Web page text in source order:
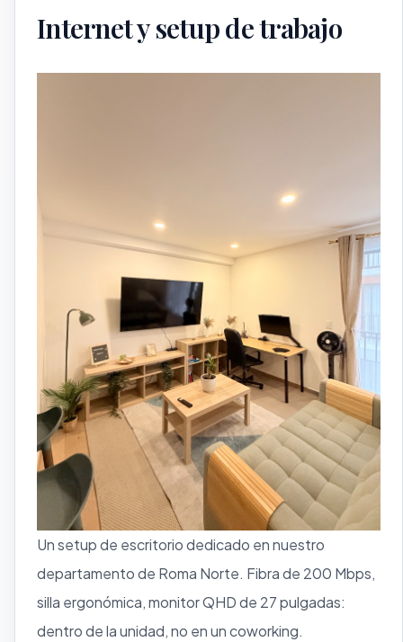
Internet y setup de trabajo
Un setup de escritorio dedicado en nuestro
departamento de Roma Norte. Fibra de 200 Mbps,
silla ergonómica, monitor QHD de 27 pulgadas:
dentro de la unidad, no en un coworking.